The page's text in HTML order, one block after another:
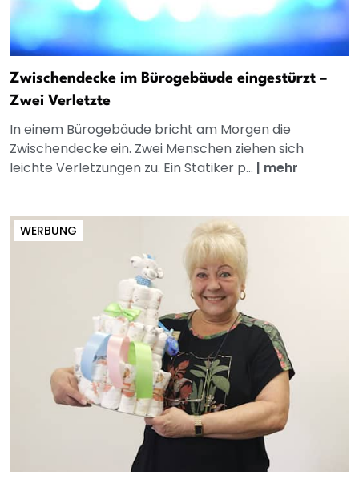
Zwischendecke im Bürogebäude eingestürzt –
Zwei Verletzte
In einem Bürogebäude bricht am Morgen die
Zwischendecke ein. Zwei Menschen ziehen sich
leichte Verletzungen zu. Ein Statiker p... | mehr
WERBUNG